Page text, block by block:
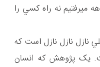
مي رفتيم نه راه کسي را
نازل نازل نازل است که
است. يک پژوهش که انسان